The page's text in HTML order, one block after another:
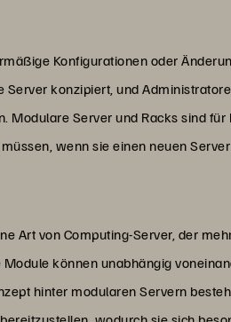
Konfigurationen oder
konzipiert, und
Modulare Server und Racks sind
wenn sie einen neuen
Art von Computing-Server, der
können unabhängig
hinter modularen Servern